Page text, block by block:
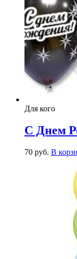
Для кого
С Днем
70 руб. В